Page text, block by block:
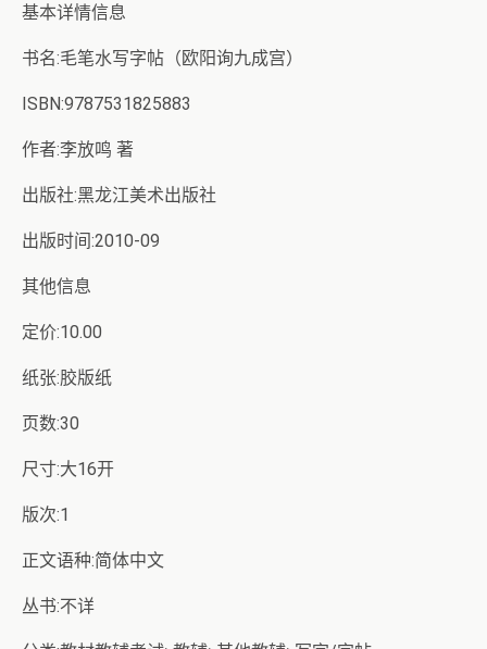
基本详情信息
书名:毛笔水写字帖（欧阳询九成宫）
ISBN:9787531825883
作者:李放鸣 著
出版社:黑龙江美术出版社
出版时间:2010-09
其他信息
定价:10.00
纸张:胶版纸
页数:30
尺寸:大16开
版次:1
正文语种:简体中文
丛书:不详